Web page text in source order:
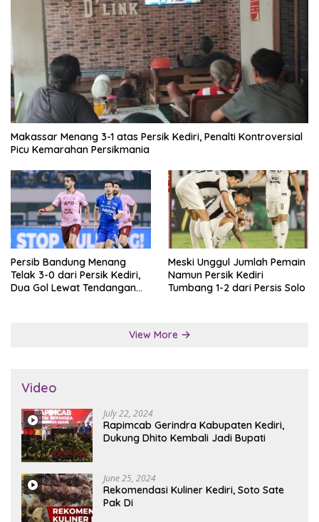
Makassar Menang 3-1 atas Persik Kediri, Penalti Kontroversial
Picu Kemarahan Persikmania
Persib Bandung Menang
Telak 3-0 dari Persik Kediri,
Dua Gol Lewat Tendangan
Meski Unggul Jumlah Pemain
Namun Persik Kediri
Tumbang 1-2 dari Persis Solo
View More
Video
July 22, 2024
Rapimcab Gerindra Kabupaten Kediri,
Dukung Dhito Kembali Jadi Bupati
June 25, 2024
Rekomendasi Kuliner Kediri, Soto Sate
Pak Di